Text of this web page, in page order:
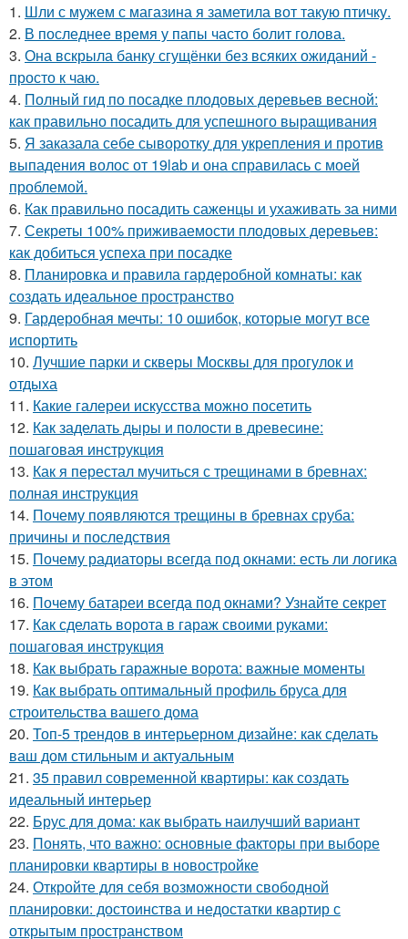
1. Шли с мужем с магазина я заметила вот такую птичку.
2. В последнее время у папы часто болит голова.
3. Она вскрыла банку сгущёнки без всяких ожиданий -
просто к чаю.
4. Полный гид по посадке плодовых деревьев весной:
как правильно посадить для успешного выращивания
5. Я заказала себе сыворотку для укрепления и против
выпадения волос от 19lab и она справилась с моей
проблемой.
6. Как правильно посадить саженцы и ухаживать за ними
7. Секреты 100% приживаемости плодовых деревьев:
как добиться успеха при посадке
8. Планировка и правила гардеробной комнаты: как
создать идеальное пространство
9. Гардеробная мечты: 10 ошибок, которые могут все
испортить
10. Лучшие парки и скверы Москвы для прогулок и
отдыха
11. Какие галереи искусства можно посетить
12. Как заделать дыры и полости в древесине:
пошаговая инструкция
13. Как я перестал мучиться с трещинами в бревнах:
полная инструкция
14. Почему появляются трещины в бревнах сруба:
причины и последствия
15. Почему радиаторы всегда под окнами: есть ли логика
в этом
16. Почему батареи всегда под окнами? Узнайте секрет
17. Как сделать ворота в гараж своими руками:
пошаговая инструкция
18. Как выбрать гаражные ворота: важные моменты
19. Как выбрать оптимальный профиль бруса для
строительства вашего дома
20. Топ-5 трендов в интерьерном дизайне: как сделать
ваш дом стильным и актуальным
21. 35 правил современной квартиры: как создать
идеальный интерьер
22. Брус для дома: как выбрать наилучший вариант
23. Понять, что важно: основные факторы при выборе
планировки квартиры в новостройке
24. Откройте для себя возможности свободной
планировки: достоинства и недостатки квартир с
открытым пространством